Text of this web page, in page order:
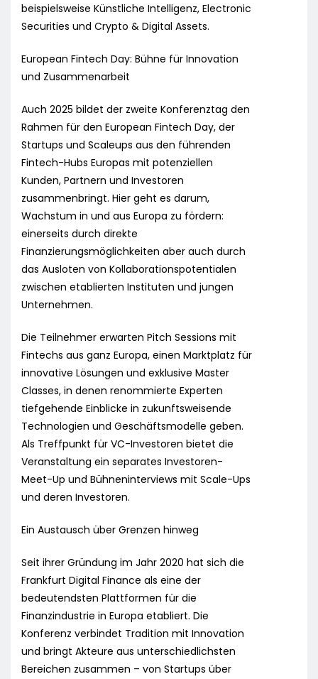
beispielsweise Künstliche Intelligenz, Electronic
Securities und Crypto & Digital Assets.
European Fintech Day: Bühne für Innovation
und Zusammenarbeit
Auch 2025 bildet der zweite Konferenztag den
Rahmen für den European Fintech Day, der
Startups und Scaleups aus den führenden
Fintech-Hubs Europas mit potenziellen
Kunden, Partnern und Investoren
zusammenbringt. Hier geht es darum,
Wachstum in und aus Europa zu fördern:
einerseits durch direkte
Finanzierungsmöglichkeiten aber auch durch
das Ausloten von Kollaborationspotentialen
zwischen etablierten Instituten und jungen
Unternehmen.
Die Teilnehmer erwarten Pitch Sessions mit
Fintechs aus ganz Europa, einen Marktplatz für
innovative Lösungen und exklusive Master
Classes, in denen renommierte Experten
tiefgehende Einblicke in zukunftsweisende
Technologien und Geschäftsmodelle geben.
Als Treffpunkt für VC-Investoren bietet die
Veranstaltung ein separates Investoren-
Meet-Up und Bühneninterviews mit Scale-Ups
und deren Investoren.
Ein Austausch über Grenzen hinweg
Seit ihrer Gründung im Jahr 2020 hat sich die
Frankfurt Digital Finance als eine der
bedeutendsten Plattformen für die
Finanzindustrie in Europa etabliert. Die
Konferenz verbindet Tradition mit Innovation
und bringt Akteure aus unterschiedlichsten
Bereichen zusammen – von Startups über